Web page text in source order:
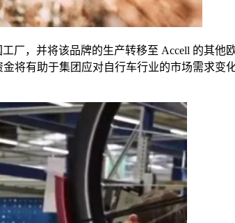
工厂，并将该品牌的生产转移至 Accell 的其他
金将有助于集团应对自行车行业的市场需求变